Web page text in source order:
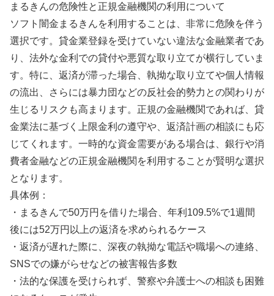
まるきんの危険性と正規金融機関の利用について
ソフト闇金まるきんを利用することは、非常に危険を伴う
選択です。貸金業登録を受けていない違法な金融業者であ
り、法外な金利での貸付や悪質な取り立てが横行していま
す。特に、返済が滞った場合、執拗な取り立てや個人情報
の流出、さらには暴力団などの反社会的勢力との関わりが
生じるリスクも高まります。正規の金融機関であれば、貸
金業法に基づく上限金利の遵守や、返済計画の相談にも応
じてくれます。一時的な資金需要がある場合は、銀行や消
費者金融などの正規金融機関を利用することが賢明な選択
となります。
具体例：
・まるきんで50万円を借りた場合、年利109.5%で1週間
後には52万円以上の返済を求められるケース
・返済が遅れた際に、深夜の執拗な電話や職場への連絡、
SNSでの嫌がらせなどの被害報告多数
・法的な保護を受けられず、警察や弁護士への相談も困難